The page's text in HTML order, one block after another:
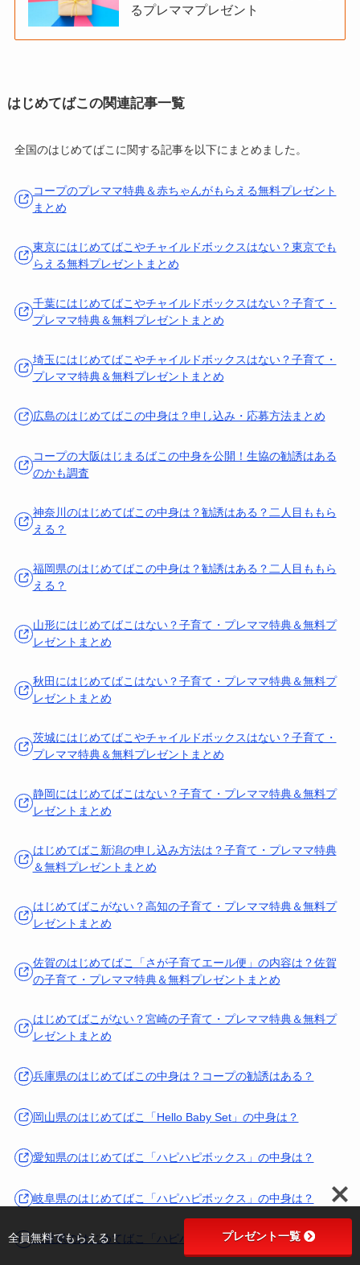
るプレママプレゼント
はじめてばこの関連記事一覧
全国のはじめてばこに関する記事を以下にまとめました。
コープのプレママ特典＆赤ちゃんがもらえる無料プレゼント
まとめ
東京にはじめてばこやチャイルドボックスはない？東京でも
らえる無料プレゼントまとめ
千葉にはじめてばこやチャイルドボックスはない？子育て・
プレママ特典＆無料プレゼントまとめ
埼玉にはじめてばこやチャイルドボックスはない？子育て・
プレママ特典＆無料プレゼントまとめ
広島のはじめてばこの中身は？申し込み・応募方法まとめ
コープの大阪はじまるばこの中身を公開！生協の勧誘はある
のかも調査
神奈川のはじめてばこの中身は？勧誘はある？二人目ももら
える？
福岡県のはじめてばこの中身は？勧誘はある？二人目ももら
える？
山形にはじめてばこはない？子育て・プレママ特典＆無料プ
レゼントまとめ
秋田にはじめてばこはない？子育て・プレママ特典＆無料プ
レゼントまとめ
茨城にはじめてばこやチャイルドボックスはない？子育て・
プレママ特典＆無料プレゼントまとめ
静岡にはじめてばこはない？子育て・プレママ特典＆無料プ
レゼントまとめ
はじめてばこ新潟の申し込み方法は？子育て・プレママ特典
＆無料プレゼントまとめ
はじめてばこがない？高知の子育て・プレママ特典＆無料プ
レゼントまとめ
佐賀のはじめてばこ「さが子育てエール便」の内容は？佐賀
の子育て・プレママ特典＆無料プレゼントまとめ
はじめてばこがない？宮崎の子育て・プレママ特典＆無料プ
レゼントまとめ
兵庫県のはじめてばこの中身は？コープの勧誘はある？
岡山県のはじめてばこ「Hello Baby Set」の中身は？
愛知県のはじめてばこ「ハピハピボックス」の中身は？
岐阜県のはじめてばこ「ハピハピボックス」の中身は？
三重県のはじめてばこ「ハピハピボックス」の中身は？
全員無料でもらえる！ プレゼント一覧